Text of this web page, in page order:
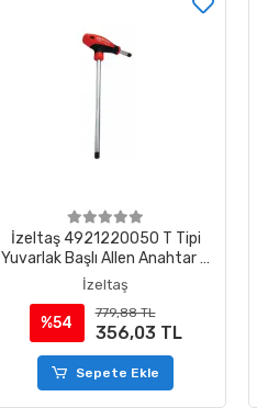
İzeltaş 4921220050 T Tipi
Yuvarlak Başlı Allen Anahtar 5
mm
İzeltaş
%54
779,88 TL
356,03 TL
Sepete Ekle